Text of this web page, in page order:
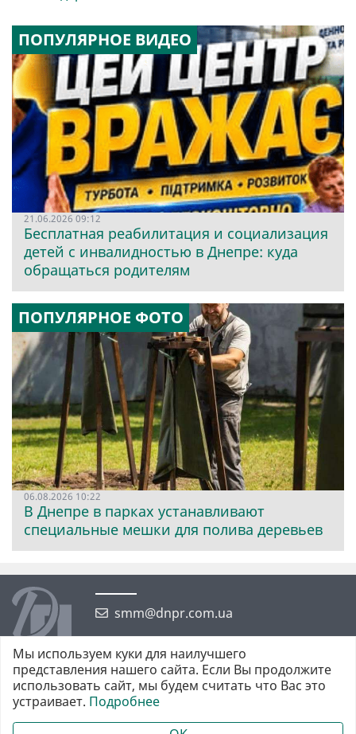
ПОПУЛЯРНОЕ ВИДЕО
21.06.2026 09:12
Бесплатная реабилитация и социализация
детей с инвалидностью в Днепре: куда
обращаться родителям
ПОПУЛЯРНОЕ ФОТО
06.08.2026 10:22
В Днепре в парках устанавливают
специальные мешки для полива деревьев
smm@dnpr.com.ua
©2026 https://dnpr.com.ua Дніпровська порадниця
Всі права захищені. При повному або частковому використанні
Мы используем куки для наилучшего
представления нашего сайта. Если Вы продолжите
использовать сайт, мы будем считать что Вас это
устраивает. Подробнее